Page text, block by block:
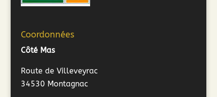
Coordonnées
Côté Mas
Route de Villeveyrac
34530 Montagnac